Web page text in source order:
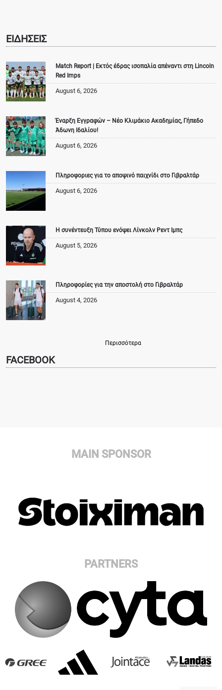
ΕΙΔΗΣΕΙΣ
Match Report | Εκτός έδρας ισοπαλία απέναντι στη Lincoln
Red Imps
August 6, 2026
Έναρξη Εγγραφών – Νέο Κλιμάκιο Ακαδημίας, Γήπεδο
Άδωνη Ιδαλίου!
August 6, 2026
Πληροφοριες για το αποψινό παιχνίδι στο Γιβραλτάρ
August 6, 2026
Η συνέντευξη Τύπου ενόψει Λίνκολν Ρεντ Ιμπς
August 5, 2026
Πληροφορίες για την αποστολή στο Γιβραλτάρ
August 4, 2026
Περισσότερα
FACEBOOK
MAIN SPONSOR
PARTNERS